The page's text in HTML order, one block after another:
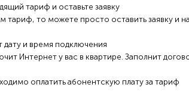
тариф и оставьте заявку
тариф, то можете просто оставить заявку и
дату и время подключения
Интернет у вас в квартире. Заполнит
оплатить абонентскую плату за тариф